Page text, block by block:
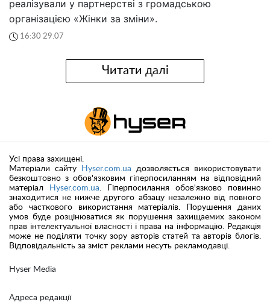
реалізували у партнерстві з громадською
організацією «Жінки за зміни».
16:30 29.07
Читати далі
Hyser Media
Адреса редакції
Усі права захищені.
Матеріали сайту
Hyser.com.ua дозволяється використовувати
безкоштовно з обов'язковим гіперпосиланням на відповідний
матеріал
Hyser.com.ua . Гіперпосилання обов'язково повинно
знаходитися не нижче другого абзацу незалежно від повного
або часткового використання матеріалів. Порушення даних
умов буде розцінюватися як порушення захищаемих законом
прав інтелектуальної власності і права на інформацію. Редакція
може не поділяти точку зору авторів статей та авторів блогів.
Відповідальність за зміст реклами несуть рекламодавці.